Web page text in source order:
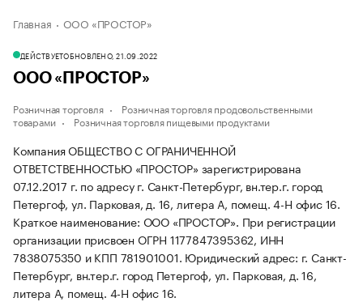
Главная ООО «ПРОСТОР»
ДЕЙСТВУЕТОБНОВЛЕНО, 21.09.2022
ООО «ПРОСТОР»
Розничная торговля
Розничная торговля продовольственными
товарами
Розничная торговля пищевыми продуктами
Компания ОБЩЕСТВО С ОГРАНИЧЕННОЙ
ОТВЕТСТВЕННОСТЬЮ «ПРОСТОР» зарегистрирована
07.12.2017 г. по адресу г. Санкт-Петербург, вн.тер.г. город
Петергоф, ул. Парковая, д. 16, литера А, помещ. 4-Н офис 16.
Краткое наименование: ООО «ПРОСТОР». При регистрации
организации присвоен ОГРН 1177847395362, ИНН
7838075350 и КПП 781901001. Юридический адрес: г. Санкт-
Петербург, вн.тер.г. город Петергоф, ул. Парковая, д. 16,
литера А, помещ. 4-Н офис 16.